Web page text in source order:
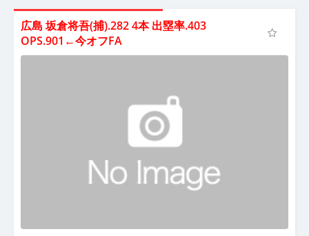
広島 坂倉将吾(捕).282 4本 出塁率.403
OPS.901←今オフFA